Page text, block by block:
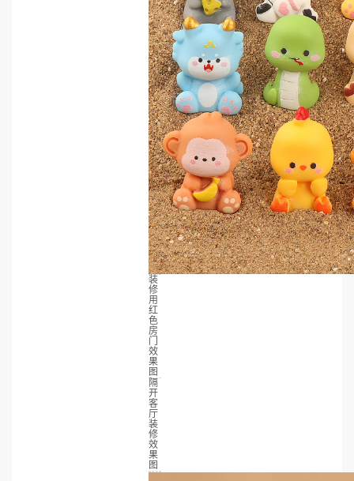
装
修
用
红
色
房
门
效
果
图
隔
开
客
厅
装
修
效
果
图